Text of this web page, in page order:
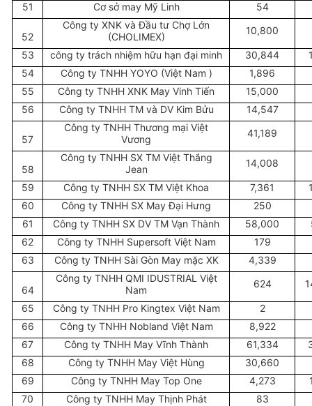
51 Cơ sở may Mỹ Linh 54
52
Công ty XNK và Đầu tư Chợ Lớn
(CHOLIMEX)
10,800
53 công ty trách nhiệm hữu hạn đại minh 30,844
54
Công ty TNHH YOYO (Việt Nam )
1,896
55
Công ty TNHH XNK May Vinh Tiến
15,000
56
Công ty TNHH TM và DV Kim Bửu 14,547
57
Công ty TNHH Thương mại Việt
Vương
41,189
58
Công ty TNHH SX TM Việt Thắng
Jean
14,008
59 Công ty TNHH SX TM Việt Khoa 7,361
60
Công ty TNHH SX May Đại Hưng
250
61
Công ty TNHH SX DV TM Vạn Thành 58,000
62
Công ty TNHH Supersoft Việt Nam
179
63
Công ty TNHH Sài Gòn May mặc XK 4,339
64
Công ty TNHH QMI IDUSTRIAL Việt
Nam
624
65 Công ty TNHH Pro Kingtex Việt Nam
2
66
Công ty TNHH Nobland Việt Nam
8,922
67
Công ty TNHH May Vĩnh Thành 61,334
68
Công ty TNHH May Việt Hùng
30,660
69
Công ty TNHH May Top One 4,273
70
Công ty TNHH May Thịnh Phát 83